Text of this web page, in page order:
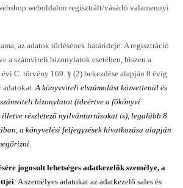
weboldalon regisztrált/vásárló valamennyi
az adatok törlésének határideje: A regisztráció
a számviteli bizonylatok esetében, hiszen a
C. törvény 169. § (2) bekezdése alapján 8 évig
A könyvviteli elszámolást közvetlenül és
bizonylatot (ideértve a főkönyvi
részletező nyilvántartásokat is), legalább 8
a könyvelési feljegyzések hivatkozása alapján
jogosult lehetséges adatkezelők személye, a
: A személyes adatokat az adatkezelő sales és